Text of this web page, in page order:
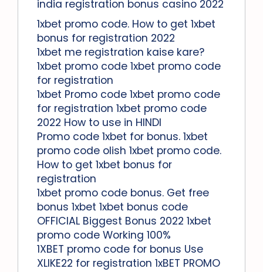
india registration bonus casino 2022
1xbet promo code. How to get 1xbet
bonus for registration 2022
1xbet me registration kaise kare?
1xbet promo code 1xbet promo code
for registration
1xbet Promo code 1xbet promo code
for registration 1xbet promo code
2022 How to use in HINDI
Promo code 1xbet for bonus. 1xbet
promo code olish 1xbet promo code.
How to get 1xbet bonus for
registration
1xbet promo code bonus. Get free
bonus 1xbet 1xbet bonus code
OFFICIAL Biggest Bonus 2022 1xbet
promo code Working 100%
1XBET promo code for bonus Use
XLIKE22 for registration 1xBET PROMO